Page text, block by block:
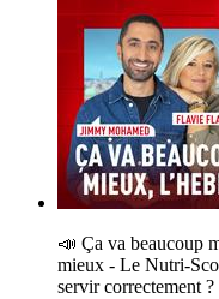
📣 Ç­a va beaucoup
mieux - Le Nutri-
servir correctement ?